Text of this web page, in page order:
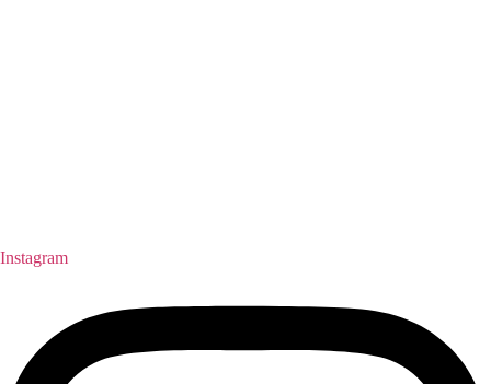
Instagram